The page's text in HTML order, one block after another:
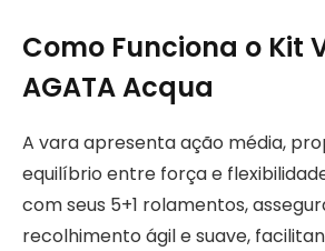
Como Funciona o Kit
AGATA Acqua
A vara apresenta ação média,
equilíbrio entre força e
com seus 5+1 rolamentos,
recolhimento ágil e suave,